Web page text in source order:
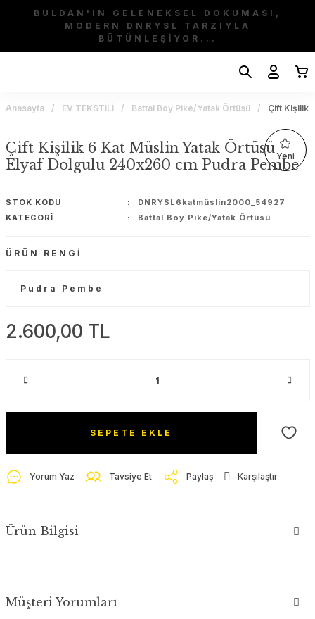
BULDAN'IN GELENEKSEL DOKUMASI,
MODERN DNRYSL TARZIYLA
BÜTÜNLEŞİYOR...
Anasayfa EV TEKSTİLİ Battal Boy Pike/Yatak Örtüsü Çift Kişilik
Yeni
Çift Kişilik 6 Kat Müslin Yatak Örtüsü
Elyaf Dolgulu 240x260 cm Pudra Pembe
STOK KODU
DNRYSL6katmüslin2000_54927
KATEGORI
Battal Boy Pike/Yatak Örtüsü
ÜRÜN RENGI
2.600,00 TL
SEPETE EKLE
Yorum Yaz Tavsiye Et Paylaş Karşılaştır
Ürün Bilgisi
Müşteri Yorumları